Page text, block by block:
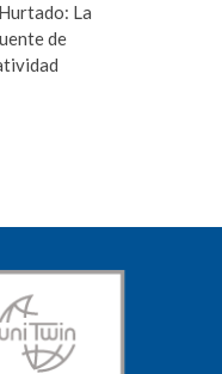
La
de